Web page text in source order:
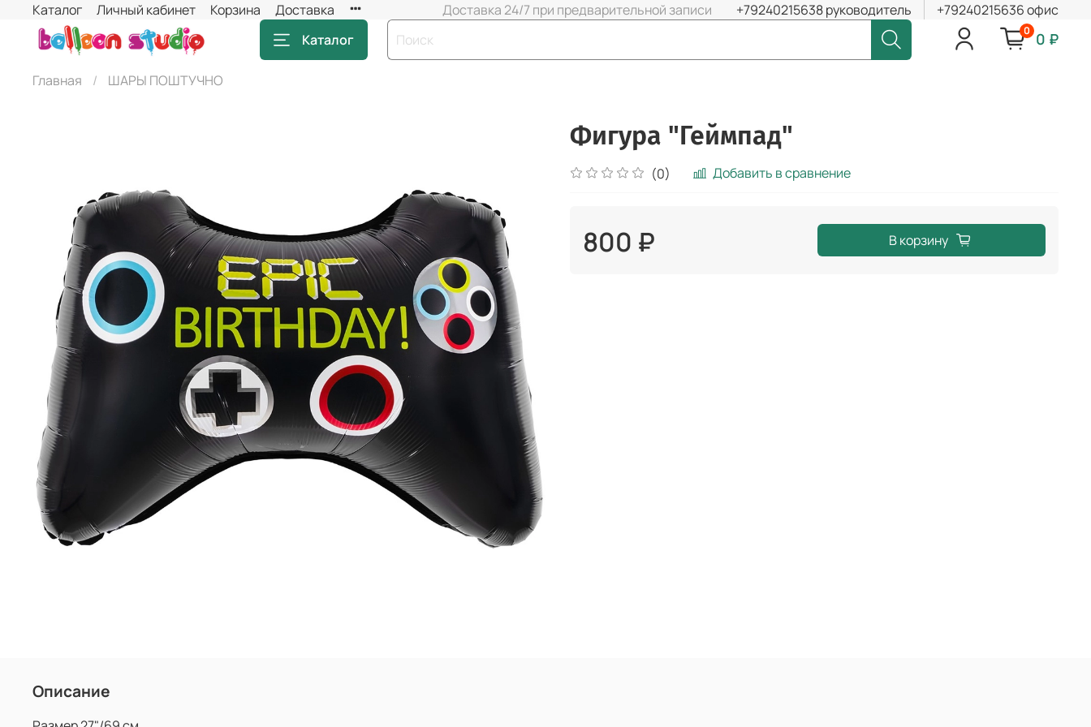
Каталог Личный кабинет Корзина Доставка Доставка 24/7 при предварительной записи +79240215638 руководитель
+79240215636 офис
Каталог
0 0 ₽
Главная ШАРЫ ПОШТУЧНО
Фигура "Геймпад"
(0) Добавить в сравнение
800 ₽ В корзину
Описание